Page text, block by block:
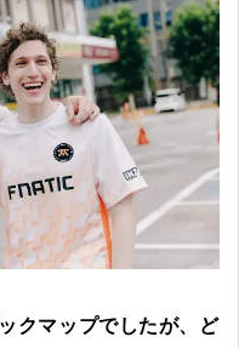
クマップでしたが、ど